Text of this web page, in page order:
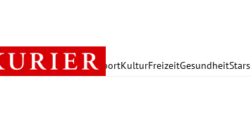
PolitikWirtschaft SportKulturFreizeitGesundheitStars